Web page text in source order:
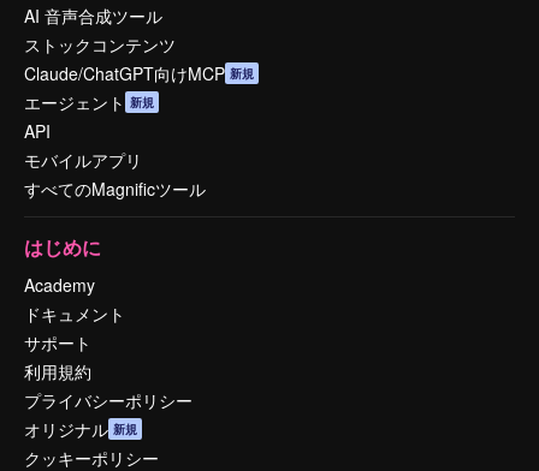
AI 音声合成ツール
ストックコンテンツ
Claude/ChatGPT向けMCP 新規
エージェント 新規
API
モバイルアプリ
すべてのMagnificツール
はじめに
Academy
ドキュメント
サポート
利用規約
プライバシーポリシー
オリジナル 新規
クッキーポリシー